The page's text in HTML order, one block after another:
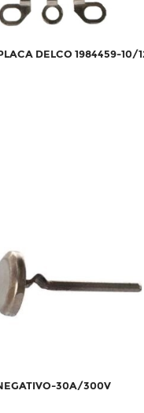
DELCO 1984459-
30A/300V